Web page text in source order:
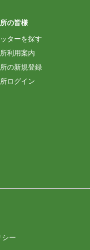
の皆様
ターを探す
利用案内
の新規登録
ログイン
シー